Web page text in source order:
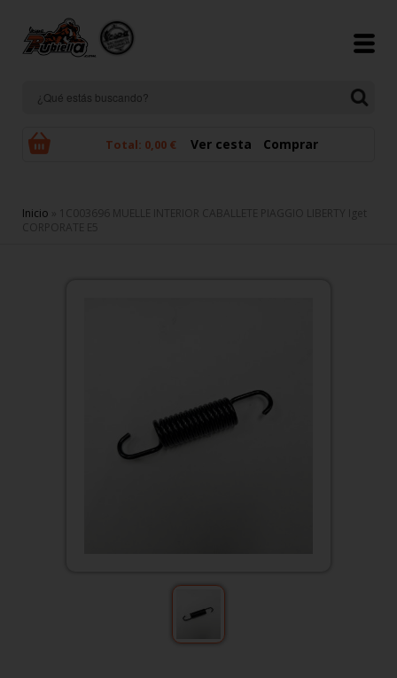
Total: 0,00 € Ver cesta Comprar
Se encuentra usted aquí
Inicio » 1C003696 MUELLE INTERIOR CABALLETE PIAGGIO LIBERTY Iget
CORPORATE E5